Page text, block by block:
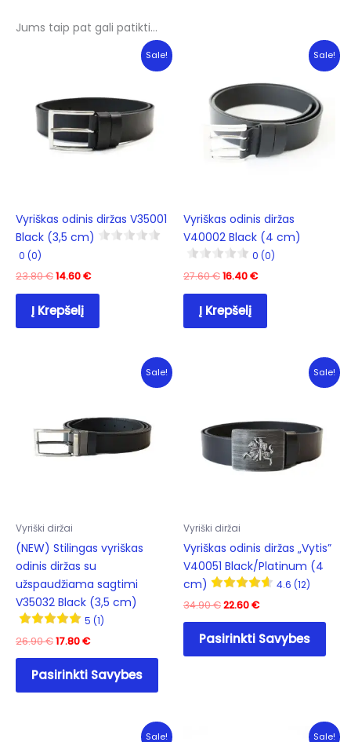
Jums taip pat gali patikti…
Sale!
Vyriškas odinis diržas V35001
Black (3,5 cm)
0 (0)
23.80€Original
23.80 €.
14.60€Current
Į Krepšelį
Sale!
Vyriškas odinis diržas
V40002 Black (4 cm)
0 (0)
27.60€Original
27.60 €.
16.40€Current
Į Krepšelį
Sale!
Vyriški diržai
(NEW) Stilingas vyriškas
odinis diržas su
užspaudžiama sagtimi
V35032 Black (3,5 cm)
5 (1)
26.90€Original
26.90 €.
17.80€Current
17.80 €.
Pasirinkti Savybes
This
has
variants.
Sale!
Vyriški diržai
Vyriškas odinis diržas „Vytis”
V40051 Black/Platinum (4
cm)
4.6 (12)
34.90€Original
34.90 €.
22.60€Current
22.60 €.
Pasirinkti Savybes
This
has
Sale! Sale!